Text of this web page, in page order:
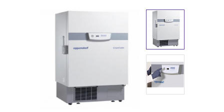
Технический сервис
Доставка и оплата